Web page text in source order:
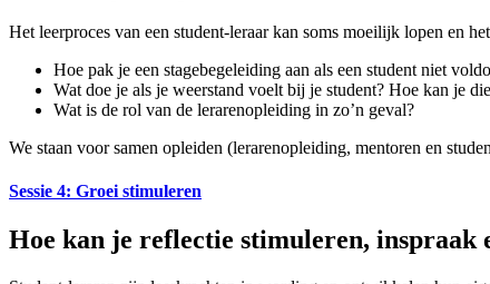
Het leerproces van een student-leraar kan soms moeilijk lopen en
Hoe pak je een stagebegeleiding aan als een student niet
Wat doe je als je weerstand voelt bij je student? Hoe kan je
Wat is de rol van de lerarenopleiding in zo’n geval?
We staan voor samen opleiden (lerarenopleiding, mentoren en
Sessie 4: Groei stimuleren
Hoe kan je reflectie stimuleren, inspraak